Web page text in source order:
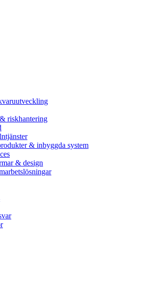
riskhantering
& inbyggda system
& design